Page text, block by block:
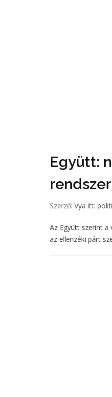
Együtt:
Szerző: Vya itt:
Az Együtt szerint
az ellenzéki párt